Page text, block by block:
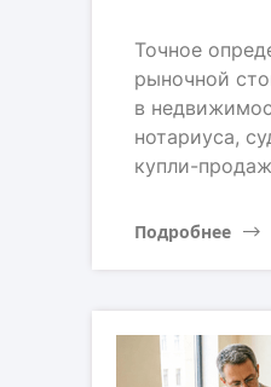
Точное
рыночной
в
нотариуса,
купли-
Подробнее